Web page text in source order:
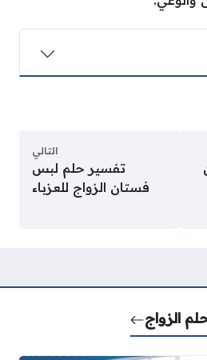
التالي
تفسير حلم لبس
فستان الزواج للعزباء
الزواج